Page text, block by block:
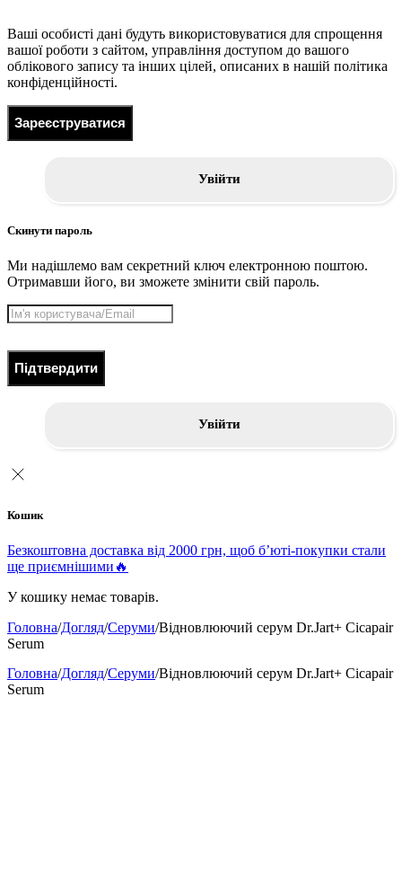
Ваші особисті дані будуть використовуватися для спрощення
вашої роботи з сайтом, управління доступом до вашого
облікового запису та інших цілей, описаних в нашій політика
конфіденційності.
Зареєструватися
Увійти
Скинути пароль
Ми надішлемо вам секретний ключ електронною поштою.
Отримавши його, ви зможете змінити свій пароль.
Підтвердити
Увійти
Кошик
Безкоштовна доставка від 2000 грн, щоб б’юті-покупки стали
ще приємнішими🔥
У кошику немає товарів.
Головна/Догляд/Серуми/Відновлюючий серум Dr.Jart+ Cicapair
Serum
Головна/Догляд/Серуми/Відновлюючий серум Dr.Jart+ Cicapair
Serum